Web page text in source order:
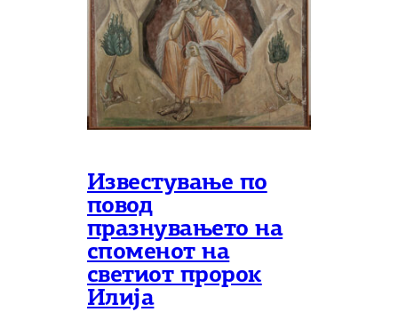
Известување по
повод
празнувањето на
споменот на
светиот пророк
Илија